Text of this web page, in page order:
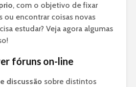
, com o objetivo de fixar
ou encontrar coisas novas
estudar? Veja agora algumas
fóruns on-line
discussão sobre distintos